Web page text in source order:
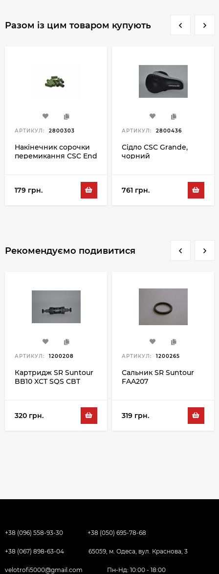
Разом із цим товаром купують
АРТИКУЛ: 2800303
Накінечник сорочки
перемикання CSC End
179 грн.
АРТИКУЛ: 2800436
Сідло CSC Grande,
чорний
761 грн.
Рекомендуємо подивитися
АРТИКУЛ: 1200208
Картридж SR Suntour
BB10 XCT SQS CBT
320 грн.
АРТИКУЛ: 1200265
Сальник SR Suntour
FAA207
319 грн.
+38 (096) 558-93-30 +38 (050) 695-78-68
+38 (067) 898-63-04 65059, м. Одеса, вул. Краснова, 3
velotrofi5000@gmail.com Пн-Нд: 10:00 - 18:00